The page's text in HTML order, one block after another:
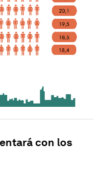
con los